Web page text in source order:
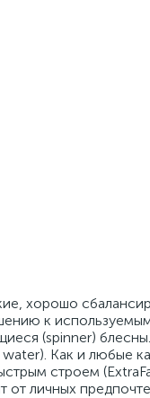
хорошо
к
(spinner)
Как и любые
строем
от личных